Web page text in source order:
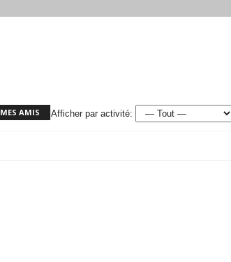
MES AMIS Afficher par activité: